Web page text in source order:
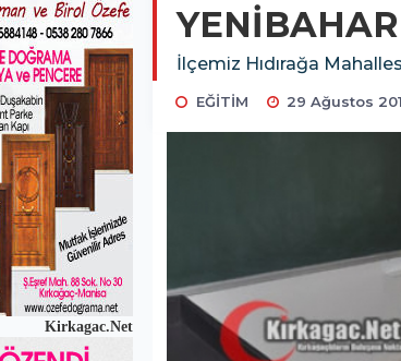
İlçemiz Hıdırağa
EĞİTİM 29 Ağustos
Kirkagac.Net